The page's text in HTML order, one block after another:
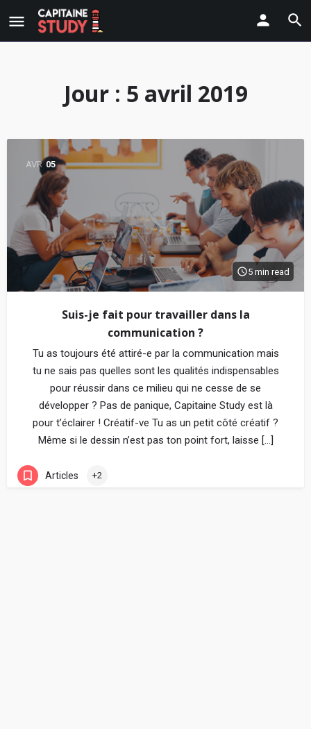
Jour : 5 avril 2019
AVR 05
5 min read
Suis-je fait pour travailler dans la
communication ?
Tu as toujours été attiré-e par la communication mais
tu ne sais pas quelles sont les qualités indispensables
pour réussir dans ce milieu qui ne cesse de se
développer ? Pas de panique, Capitaine Study est là
pour t’éclairer ! Créatif-ve Tu as un petit côté créatif ?
Même si le dessin n’est pas ton point fort, laisse […]
Articles +2